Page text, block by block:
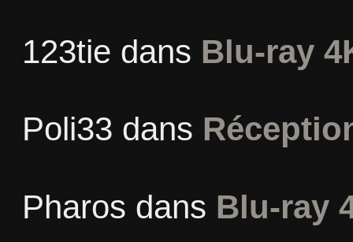
123tie dans Blu-ray
Poli33 dans
Pharos dans Blu-ray